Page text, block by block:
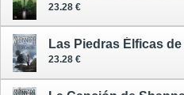
23.28 €
23.28 €